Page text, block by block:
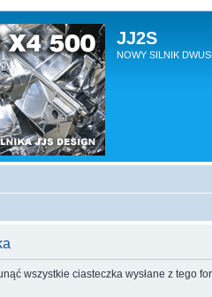
JJ2S
NOWY SILNIK
wszystkie ciasteczka wysłane z tego